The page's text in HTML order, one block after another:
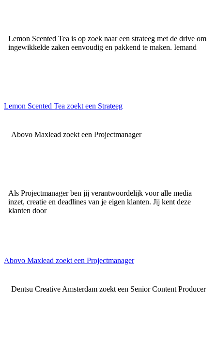
Lemon Scented Tea is op zoek naar een strateeg met de drive om
ingewikkelde zaken eenvoudig en pakkend te maken. Iemand
Lemon Scented Tea zoekt een Strateeg
Abovo Maxlead zoekt een Projectmanager
Als Projectmanager ben jij verantwoordelijk voor alle media
inzet, creatie en deadlines van je eigen klanten. Jij kent deze
klanten door
Abovo Maxlead zoekt een Projectmanager
Dentsu Creative Amsterdam zoekt een Senior Content Producer